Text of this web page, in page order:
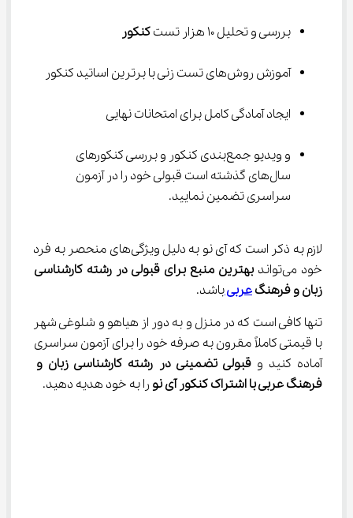
بررسی و تحلیل 10 هزار تست کنکور
آموزش روش‌های تست زنی با برترین اساتید کنکور
ایجاد آمادگی کامل برای امتحانات نهایی
و ویدیو جمع‌بندی کنکور و بررسی کنکورهای
سال‌های گذشته است قبولی خود را در آزمون
سراسری تضمین نمایید.
لازم به ذکر است که آی نو به دلیل ویژگی‌های منحصر به فرد
خود می‌تواند
بهترین منبع برای قبولی در رشته کارشناسی
زبان و فرهنگ عربی باشد.
تنها کافی است که در منزل و به دور از هیاهو و شلوغی شهر
با قیمتی کاملاً مقرون به صرفه خود را برای آزمون سراسری
آماده کنید و قبولی تضمینی در رشته کارشناسی زبان و
فرهنگ عربی با اشتراک کنکور آی نو را به خود هدیه دهید.